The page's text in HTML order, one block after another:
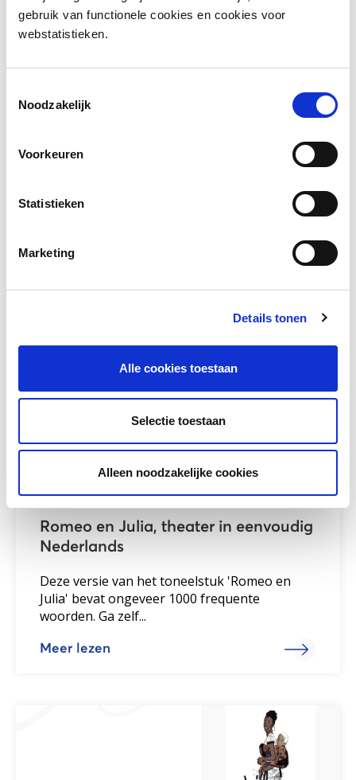
gebruik van functionele cookies en cookies voor
webstatistieken.
Noodzakelijk
Voorkeuren
Statistieken
Marketing
Details tonen
Alle cookies toestaan
Selectie toestaan
Alleen noodzakelijke cookies
Jaar van uitgave: 2020
Gerelateerd lesmateriaal
Romeo en Julia, theater in eenvoudig
Nederlands
Deze versie van het toneelstuk 'Romeo en
Julia' bevat ongeveer 1000 frequente
woorden. Ga zelf...
Meer lezen